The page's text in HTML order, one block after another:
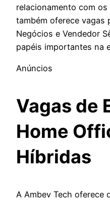
relacionamento com
também oferece vagas
Negócios e Vendedor
papéis importantes na
Anúncios
Vagas de
Home
Híbridas
A Ambev Tech oferece